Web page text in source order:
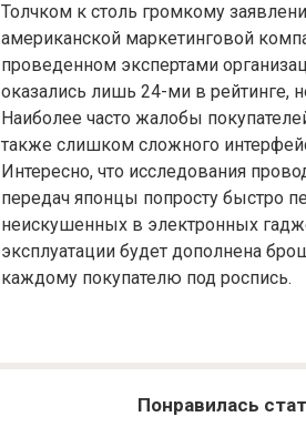
Толчком к столь громкому
американской маркетинговой
проведенном экспертами
оказались лишь 24-ми в рейтинге,
Наиболее часто жалобы
также слишком сложного
Интересно, что исследования
передач японцы попросту быстро
неискушенных в электронных
эксплуатации будет дополнена
каждому покупателю под роспись.
Понравилась